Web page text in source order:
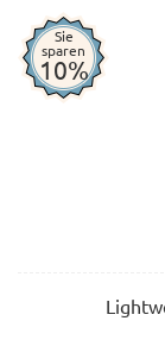
Sie
sparen
10%